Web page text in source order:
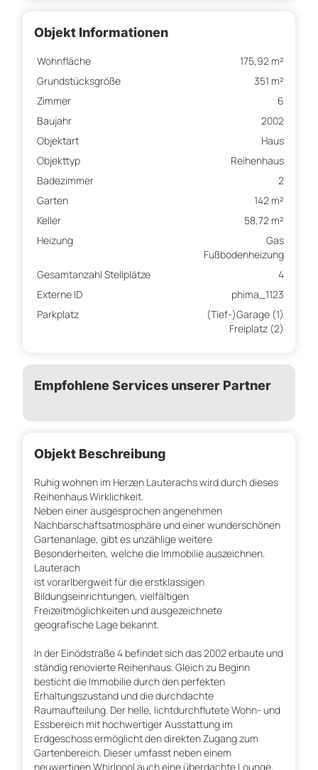
Objekt Informationen
Wohnfläche
175,92 m²
Grundstücksgröße
351 m²
Zimmer
6
Baujahr
2002
Objektart
Haus
Objekttyp
Reihenhaus
Badezimmer
2
Garten
142 m²
Keller
58,72 m²
Heizung
Gas
Fußbodenheizung
Gesamtanzahl Stellplätze
4
Externe ID
phima_1123
Parkplatz
(Tief-)Garage (1)
Freiplatz (2)
Empfohlene Services unserer Partner
Objekt Beschreibung
Ruhig wohnen im Herzen Lauterachs wird durch dieses
Reihenhaus Wirklichkeit.
Neben einer ausgesprochen angenehmen
Nachbarschaftsatmosphäre und einer wunderschönen
Gartenanlage, gibt es unzählige weitere
Besonderheiten, welche die Immobilie auszeichnen.
Lauterach
ist vorarlbergweit für die erstklassigen
Bildungseinrichtungen, vielfältigen
Freizeitmöglichkeiten und ausgezeichnete
geografische Lage bekannt.
In der Einödstraße 4 befindet sich das 2002 erbaute und
ständig renovierte Reihenhaus. Gleich zu Beginn
besticht die Immobilie durch den perfekten
Erhaltungszustand und die durchdachte
Raumaufteilung. Der helle, lichtdurchflutete Wohn- und
Essbereich mit hochwertiger Ausstattung im
Erdgeschoss ermöglicht den direkten Zugang zum
Gartenbereich. Dieser umfasst neben einem
neuwertigen Whirlpool auch eine überdachte Lounge,